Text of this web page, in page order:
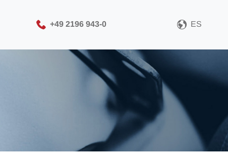
+49 2196 943-0 ES
Seleccione su formato de
archivo CAD
Descargar archivo CAD
Iniciar sesión